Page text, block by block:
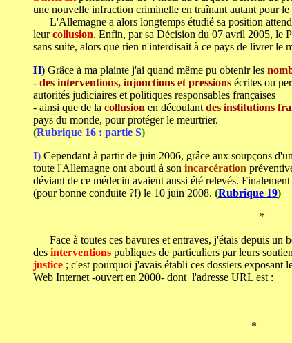
une nouvelle infraction criminelle en traînant autant pour
L'Allemagne a alors longtemps étudié sa position
leurcollusion. Enfin, par sa Décision du 07 avril 2005, le
sans suite, alors que rien n'interdisait à ce pays de livrer le
H) Grâce à ma plainte j'ai quand même pu obtenir les
- des interventions, injonctions et pressions écrites ou
autorités judiciaires et politiques responsables françaises
- ainsi que de la collusion en découlant des institutions
pays du monde, pour protéger le meurtrier.
(Rubrique 16 : partie S)
I) Cependant à partir de juin 2006, grâce aux soupçons
toute l'Allemagne ont abouti à son incarcération
déviant de ce médecin avaient aussi été relevés.
(pour bonne conduite ?!) le 10 juin 2008. (Rubrique 19)
*
Face à toutes ces bavures et entraves, j'étais depuis un
des interventions publiques de particuliers par leurs
justice ; c'est pourquoi j'avais établi ces dossiers exposant
Web Internet -ouvert en 2000- dont l'adresse URL est :
*